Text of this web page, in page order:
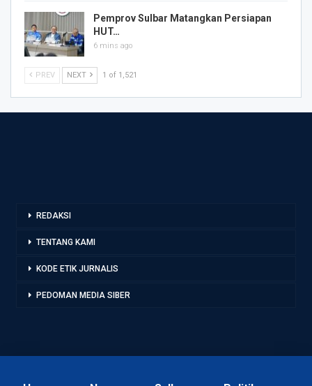
Pemprov Sulbar Matangkan Persiapan
HUT…
6 mins ago
PREV NEXT 1 of 1,521
REDAKSI
TENTANG KAMI
KODE ETIK JURNALIS
PEDOMAN MEDIA SIBER